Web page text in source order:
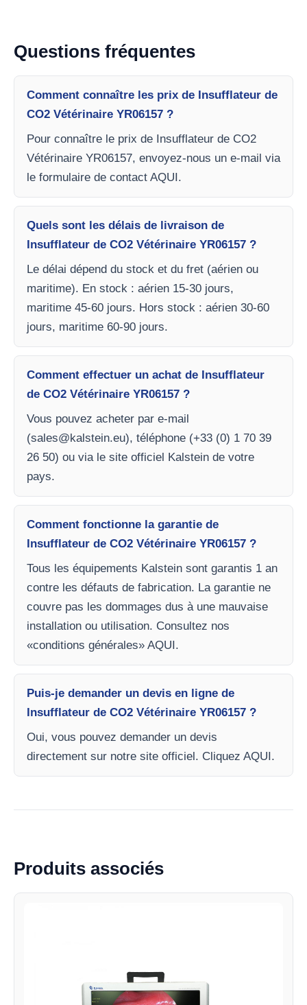
Questions fréquentes
Comment connaître les prix de Insufflateur de
CO2 Vétérinaire YR06157 ?
Pour connaître le prix de Insufflateur de CO2
Vétérinaire YR06157, envoyez-nous un e-mail via
le formulaire de contact AQUI.
Quels sont les délais de livraison de
Insufflateur de CO2 Vétérinaire YR06157 ?
Le délai dépend du stock et du fret (aérien ou
maritime). En stock : aérien 15-30 jours,
maritime 45-60 jours. Hors stock : aérien 30-60
jours, maritime 60-90 jours.
Comment effectuer un achat de Insufflateur
de CO2 Vétérinaire YR06157 ?
Vous pouvez acheter par e-mail
(sales@kalstein.eu), téléphone (+33 (0) 1 70 39
26 50) ou via le site officiel Kalstein de votre
pays.
Comment fonctionne la garantie de
Insufflateur de CO2 Vétérinaire YR06157 ?
Tous les équipements Kalstein sont garantis 1 an
contre les défauts de fabrication. La garantie ne
couvre pas les dommages dus à une mauvaise
installation ou utilisation. Consultez nos
«conditions générales» AQUI.
Puis-je demander un devis en ligne de
Insufflateur de CO2 Vétérinaire YR06157 ?
Oui, vous pouvez demander un devis
directement sur notre site officiel. Cliquez AQUI.
Produits associés